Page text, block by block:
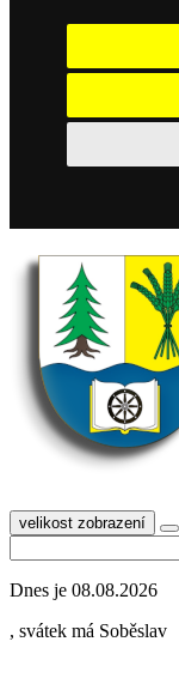
velikost zobrazení
Dnes je 08.08.2026
, svátek má Soběslav